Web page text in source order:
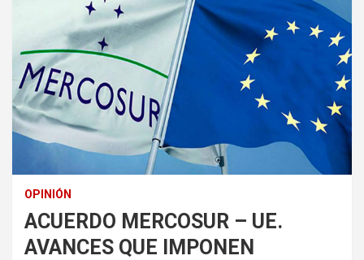
OPINIÓN
ACUERDO MERCOSUR – UE.
AVANCES QUE IMPONEN